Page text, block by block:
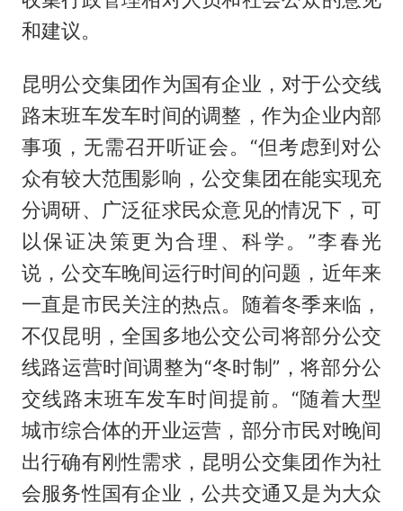
和建议。
昆明公交集团作为国有企业，对于公交线
路末班车发车时间的调整，作为企业内部
事项，无需召开听证会。“但考虑到对公
众有较大范围影响，公交集团在能实现充
分调研、广泛征求民众意见的情况下，可
以保证决策更为合理、科学。”李春光
说，公交车晚间运行时间的问题，近年来
一直是市民关注的热点。随着冬季来临，
不仅昆明，全国多地公交公司将部分公交
线路运营时间调整为“冬时制”，将部分公
交线路末班车发车时间提前。“随着大型
城市综合体的开业运营，部分市民对晚间
出行确有刚性需求，昆明公交集团作为社
会服务性国有企业，公共交通又是为大众